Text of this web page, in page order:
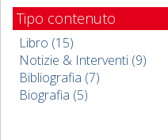
Tipo contenuto
Libro (15)
Notizie & Interventi (9)
Bibliografia (7)
Biografia (5)